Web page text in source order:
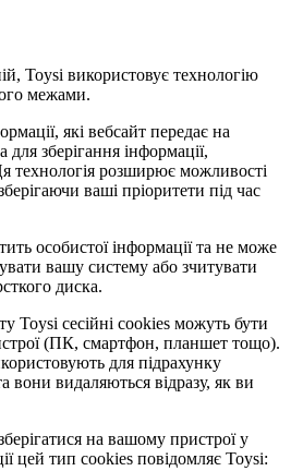
Toysi використовує технологію
межами.
які вебсайт передає на
зберігання інформації,
технологія розширює можливості
ваші пріоритети під час
особистої інформації та не може
вашу систему або зчитувати
диска.
Toysi сесійні cookies можуть бути
(ПК, смартфон, планшет тощо).
для підрахунку
вони видаляються відразу, як ви
на вашому пристрої у
цей тип cookies повідомляє Toysi: